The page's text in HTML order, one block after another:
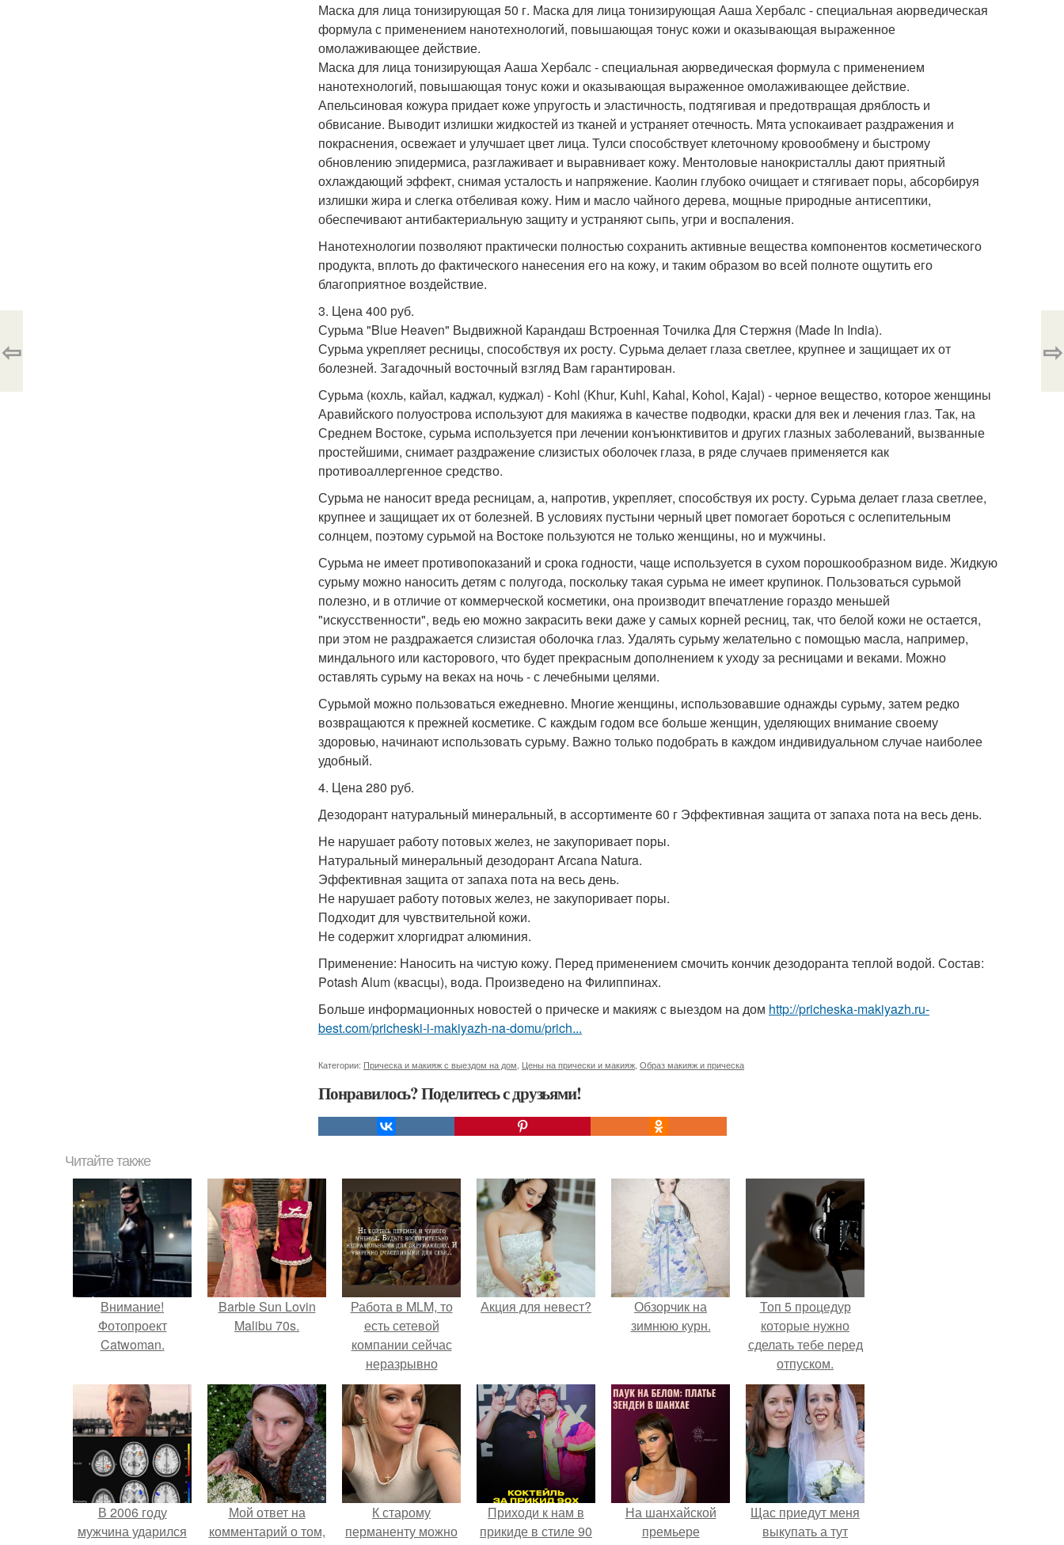
Маска для лица тонизирующая 50 г. Маска для лица тонизирующая Ааша Хербалс - специальная аюрведическая
формула с применением нанотехнологий, повышающая тонус кожи и оказывающая выраженное
омолаживающее действие.
Маска для лица тонизирующая Ааша Хербалс - специальная аюрведическая формула с применением
нанотехнологий, повышающая тонус кожи и оказывающая выраженное омолаживающее действие.
Апельсиновая кожура придает коже упругость и эластичность, подтягивая и предотвращая дряблость и
обвисание. Выводит излишки жидкостей из тканей и устраняет отечность. Мята успокаивает раздражения и
покраснения, освежает и улучшает цвет лица. Тулси способствует клеточному кровообмену и быстрому
обновлению эпидермиса, разглаживает и выравнивает кожу. Ментоловые нанокристаллы дают приятный
охлаждающий эффект, снимая усталость и напряжение. Каолин глубоко очищает и стягивает поры, абсорбируя
излишки жира и слегка отбеливая кожу. Ним и масло чайного дерева, мощные природные антисептики,
обеспечивают антибактериальную защиту и устраняют сыпь, угри и воспаления.
Нанотехнологии позволяют практически полностью сохранить активные вещества компонентов косметического
продукта, вплоть до фактического нанесения его на кожу, и таким образом во всей полноте ощутить его
благоприятное воздействие.
3. Цена 400 руб.
Сурьма "Blue Heaven" Выдвижной Карандаш Встроенная Точилка Для Стержня (Made In India).
Сурьма укрепляет ресницы, способствуя их росту. Сурьма делает глаза светлее, крупнее и защищает их от
болезней. Загадочный восточный взгляд Вам гарантирован.
Сурьма (кохль, кайал, каджал, куджал) - Kohl (Khur, Kuhl, Kahal, Kohol, Kajal) - черное вещество, которое женщины
Аравийского полуострова используют для макияжа в качестве подводки, краски для век и лечения глаз. Так, на
Среднем Востоке, сурьма используется при лечении конъюнктивитов и других глазных заболеваний, вызванные
простейшими, снимает раздражение слизистых оболочек глаза, в ряде случаев применяется как
противоаллергенное средство.
Сурьма не наносит вреда ресницам, а, напротив, укрепляет, способствуя их росту. Сурьма делает глаза светлее,
крупнее и защищает их от болезней. В условиях пустыни черный цвет помогает бороться с ослепительным
солнцем, поэтому сурьмой на Востоке пользуются не только женщины, но и мужчины.
Сурьма не имеет противопоказаний и срока годности, чаще используется в сухом порошкообразном виде. Жидкую
сурьму можно наносить детям с полугода, поскольку такая сурьма не имеет крупинок. Пользоваться сурьмой
полезно, и в отличие от коммерческой косметики, она производит впечатление гораздо меньшей
"искусственности", ведь ею можно закрасить веки даже у самых корней ресниц, так, что белой кожи не остается,
при этом не раздражается слизистая оболочка глаз. Удалять сурьму желательно с помощью масла, например,
миндального или касторового, что будет прекрасным дополнением к уходу за ресницами и веками. Можно
оставлять сурьму на веках на ночь - с лечебными целями.
Сурьмой можно пользоваться ежедневно. Многие женщины, использовавшие однажды сурьму, затем редко
возвращаются к прежней косметике. С каждым годом все больше женщин, уделяющих внимание своему
здоровью, начинают использовать сурьму. Важно только подобрать в каждом индивидуальном случае наиболее
удобный.
4. Цена 280 руб.
Дезодорант натуральный минеральный, в ассортименте 60 г Эффективная защита от запаха пота на весь день.
Не нарушает работу потовых желез, не закупоривает поры.
Натуральный минеральный дезодорант Arcana Natura.
Эффективная защита от запаха пота на весь день.
Не нарушает работу потовых желез, не закупоривает поры.
Подходит для чувствительной кожи.
Не содержит хлоргидрат алюминия.
Применение: Наносить на чистую кожу. Перед применением смочить кончик дезодоранта теплой водой. Состав:
Potash Alum (квасцы), вода. Произведено на Филиппинах.
Больше информационных новостей о прическе и макияж с выездом на дом http://pricheska-makiyazh.ru-
best.com/pricheski-i-makiyazh-na-domu/prich...
Категории: Прическа и макияж с выездом на дом Цены на прически и макияж Образ макияж и прическа
Понравилось? Поделитесь с друзьями!
⇦ ⇨
Читайте также
Внимание!
Фотопроект
Catwoman.
Barbie Sun Lovin
Malibu 70s.
Работа в MLM, то
есть сетевой
компании сейчас
неразрывно
связана с создание
своего контента,
своей страницы в
соц сетях.
Акция для невест?
Обзорчик на
зимнюю курн.
Топ 5 процедур
которые нужно
сделать тебе перед
отпуском.
В 2006 году
мужчина ударился
Мой ответ на
комментарий о том,
К старому
перманенту можно
Приходи к нам в
прикиде в стиле 90
На шанхайской
премьере
Щас приедут меня
выкупать а тут